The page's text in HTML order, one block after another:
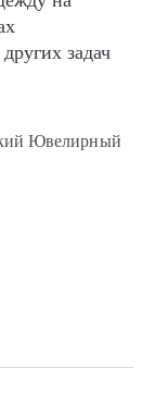
задач
Ювелирный